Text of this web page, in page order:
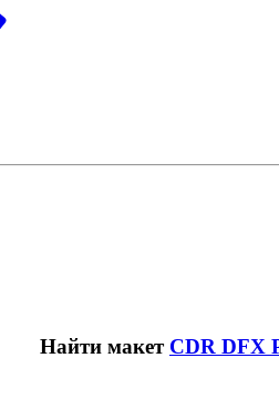
Найти макет CDR DFX